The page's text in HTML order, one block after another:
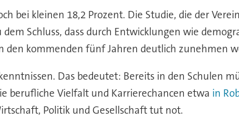
bei kleinen 18,2 Prozent. Die Studie, die der
Schluss, dass durch Entwicklungen wie
kommenden fünf Jahren deutlich zunehmen
Das bedeutet: Bereits in den Schulen
berufliche Vielfalt und Karrierechancen etwa in
Politik und Gesellschaft tut not.